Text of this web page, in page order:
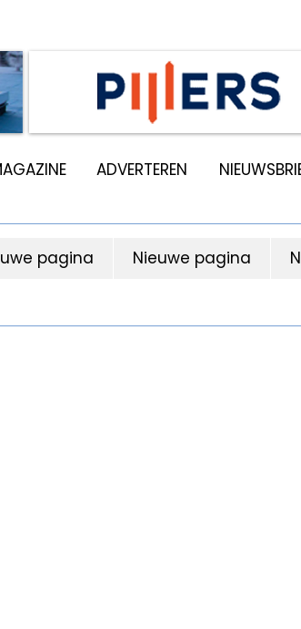
ADVERTEREN
pagina Nieuwe pagina